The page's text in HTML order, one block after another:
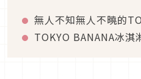
無人不知無人不曉的
TOKYO BANANA冰淇